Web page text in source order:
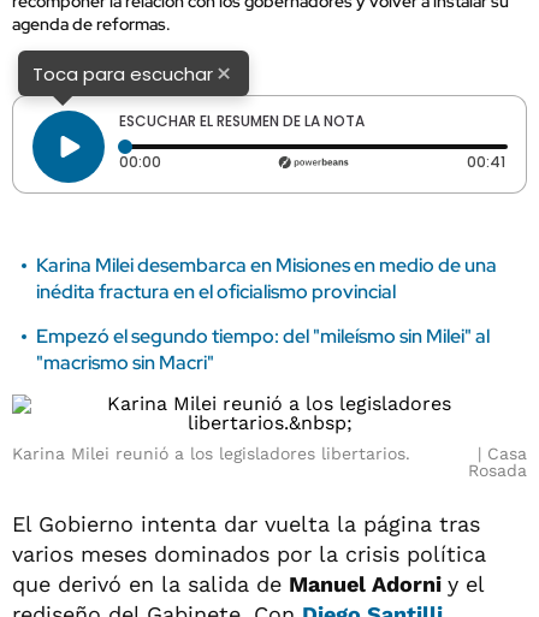
agenda de reformas.
Toca para escuchar×
ESCUCHAR EL RESUMEN DE LA NOTA
00:00 Tiempo transcurrido: 0 segundos 00:41
Karina Milei desembarca en Misiones en medio de una
inédita fractura en el oficialismo provincial
Empezó el segundo tiempo: del "mileísmo sin Milei" al
"macrismo sin Macri"
Karina Milei reunió a los legisladores libertarios.
Casa
Rosada
El Gobierno intenta dar vuelta la página tras
varios meses dominados por la crisis política
que derivó en la salida de Manuel Adorni y el